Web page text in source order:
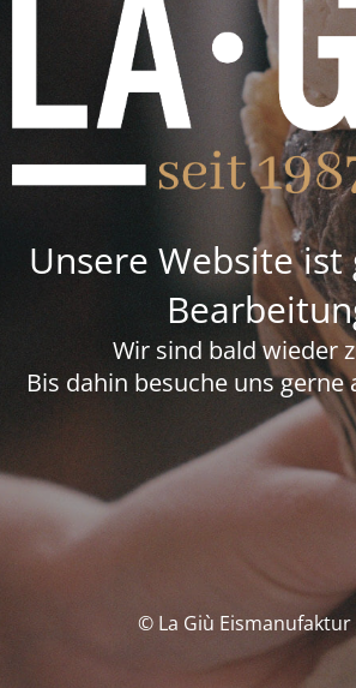
Unsere Website
Wir sind bald wieder
Bis dahin besuche uns
© La Giù Eismanufaktur